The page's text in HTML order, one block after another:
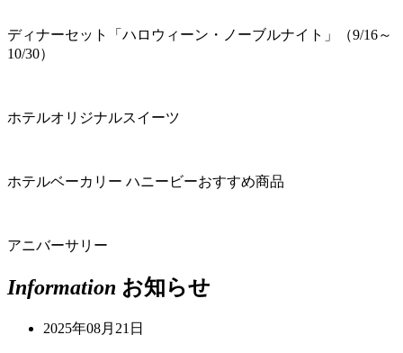
ディナーセット「ハロウィーン・ノーブルナイト」（9/16～
10/30）
ホテルオリジナルスイーツ
ホテルベーカリー ハニービーおすすめ商品
アニバーサリー
Information お知らせ
2025年08月21日